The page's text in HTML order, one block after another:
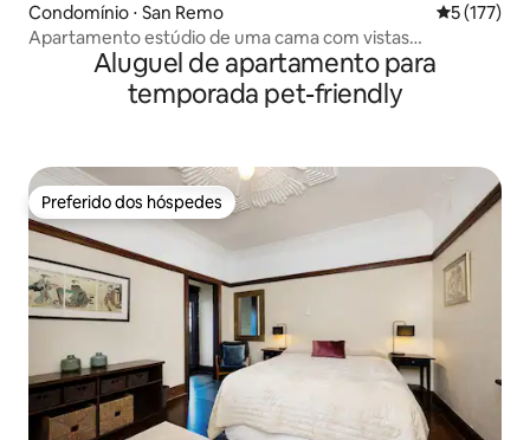
Condomínio ⋅ San Remo 5 de uma
5 (177)
Apartamento estúdio de uma cama com vistas
fantásticasAluguel de apartamento para
temporada pet-friendly
Preferido dos hóspedes
Preferido dos hóspedes